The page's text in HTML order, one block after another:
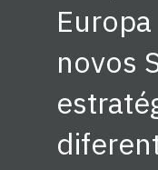
novos